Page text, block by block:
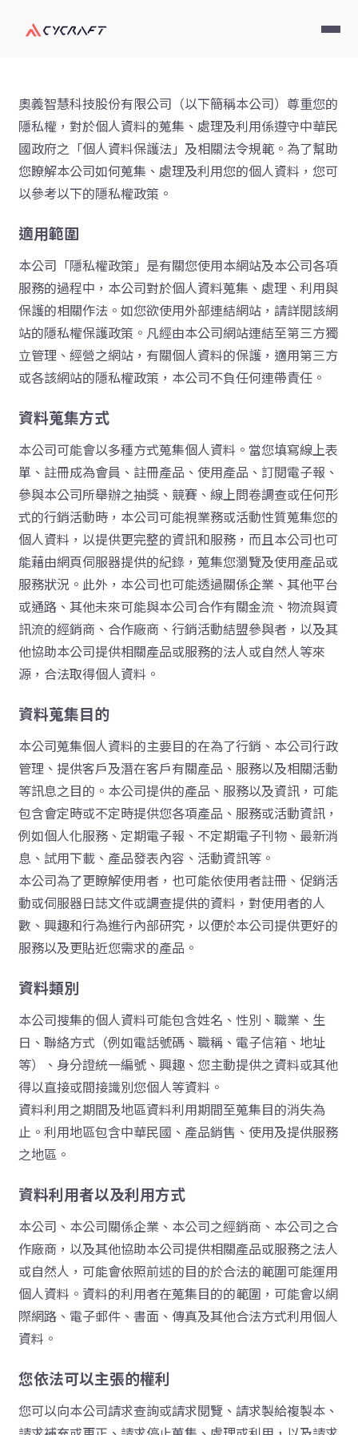
奧義智慧科技股份有限公司（以下簡稱本公司）尊重您的
隱私權，對於個人資料的蒐集、處理及利用係遵守中華民
國政府之「個人資料保護法」及相關法令規範。為了幫助
您瞭解本公司如何蒐集、處理及利用您的個人資料，您可
以參考以下的隱私權政策。
適用範圍
本公司「隱私權政策」是有關您使用本網站及本公司各項
服務的過程中，本公司對於個人資料蒐集、處理、利用與
保護的相關作法。如您欲使用外部連結網站，請詳閱該網
站的隱私權保護政策。凡經由本公司網站連結至第三方獨
立管理、經營之網站，有關個人資料的保護，適用第三方
或各該網站的隱私權政策，本公司不負任何連帶責任。
資料蒐集方式
本公司可能會以多種方式蒐集個人資料。當您填寫線上表
單、註冊成為會員、註冊產品、使用產品、訂閱電子報、
參與本公司所舉辦之抽獎、競賽、線上問卷調查或任何形
式的行銷活動時，本公司可能視業務或活動性質蒐集您的
個人資料，以提供更完整的資訊和服務，而且本公司也可
能藉由網頁伺服器提供的紀錄，蒐集您瀏覽及使用產品或
服務狀況。此外，本公司也可能透過關係企業、其他平台
或通路、其他未來可能與本公司合作有關金流、物流與資
訊流的經銷商、合作廠商、行銷活動結盟參與者，以及其
他協助本公司提供相關產品或服務的法人或自然人等來
源，合法取得個人資料。
資料蒐集目的
本公司蒐集個人資料的主要目的在為了行銷、本公司行政
管理、提供客戶及潛在客戶有關產品、服務以及相關活動
等訊息之目的。本公司提供的產品、服務以及資訊，可能
包含會定時或不定時提供您各項產品、服務或活動資訊，
例如個人化服務、定期電子報、不定期電子刊物、最新消
息、試用下載、產品發表內容、活動資訊等。
本公司為了更瞭解使用者，也可能依使用者註冊、促銷活
動或伺服器日誌文件或調查提供的資料，對使用者的人
數、興趣和行為進行內部研究，以便於本公司提供更好的
服務以及更貼近您需求的產品。
資料類別
本公司搜集的個人資料可能包含姓名、性別、職業、生
日、聯絡方式（例如電話號碼、職稱、電子信箱、地址
等）、身分證統一編號、興趣、您主動提供之資料或其他
得以直接或間接識別您個人等資料。
資料利用之期間及地區資料利用期間至蒐集目的消失為
止。利用地區包含中華民國、產品銷售、使用及提供服務
之地區。
資料利用者以及利用方式
本公司、本公司關係企業、本公司之經銷商、本公司之合
作廠商，以及其他協助本公司提供相關產品或服務之法人
或自然人，可能會依照前述的目的於合法的範圍可能運用
個人資料。資料的利用者在蒐集目的的範圍，可能會以網
際網路、電子郵件、書面、傳真及其他合法方式利用個人
資料。
您依法可以主張的權利
您可以向本公司請求查詢或請求閱覽、請求製給複製本、